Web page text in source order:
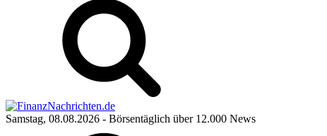
Samstag, 08.08.2026 - Börsentäglich über 12.000 News